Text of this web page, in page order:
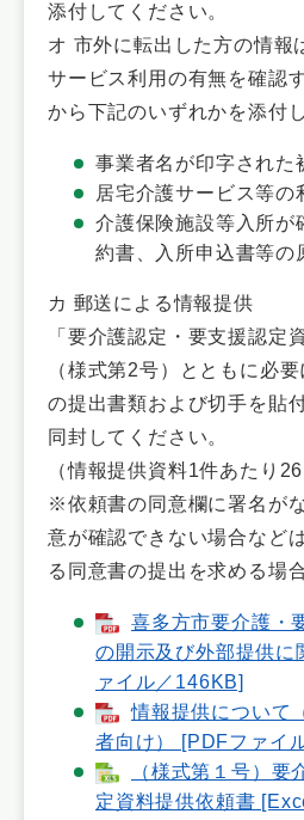
添付してください。
オ 市外に転出した方の情報
サービス利用の有無を確認
から下記のいずれかを添付
事業者名が印字された
居宅介護サービス等の
介護保険施設等入所が
約書、入所申込書等の
カ 郵送による情報提供
「要介護認定・要支援認定
（様式第2号）とともに必
の提出書類および切手を貼
同封してください。
（情報提供資料1件あたり
※依頼書の同意欄に署名が
意が確認できない場合など
る同意書の提出を求める場
喜多方市要介護・
の開示及び外部提供に
ァイル／146KB]
情報提供について
者向け） [PDFファイ
（様式第１号）要
定資料提供依頼書